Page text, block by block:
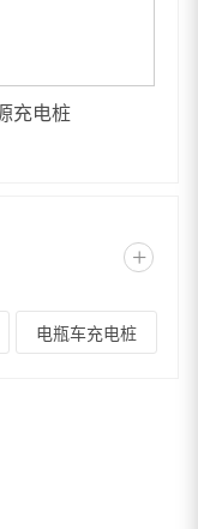
充电桩
+
电瓶车充电桩